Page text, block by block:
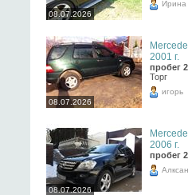
08.07.2026
Ирина
08.07.2026
2001 г.
пробег
Торг
игорь
08.07.2026
2006 г.
пробег